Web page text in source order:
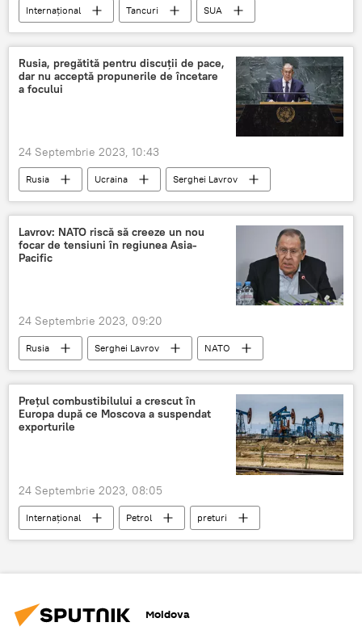
Internațional Tancuri
SUA
Ucraina
Rusia, pregătită pentru discuții de pace,
dar nu acceptă propunerile de încetare
a focului
24 Septembrie 2023, 10:43
Rusia Ucraina
Serghei Lavrov
Volodimir Zelenski
Lavrov: NATO riscă să creeze un nou
focar de tensiuni în regiunea Asia-
Pacific
24 Septembrie 2023, 09:20
Rusia Serghei Lavrov NATO
Prețul combustibilului a crescut în
Europa după ce Moscova a suspendat
exporturile
24 Septembrie 2023, 08:05
Internațional Petrol
preturi
preturi la carburanti
Moldova